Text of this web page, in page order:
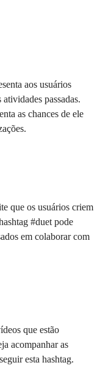
aos usuários
passadas.
as chances de ele
que os usuários criem
#duet pode
em colaborar com
que estão
acompanhar as
esta hashtag.